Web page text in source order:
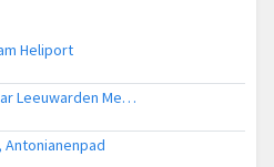
Heliport
Ambulancehelikopter naar Leeuwarden Medical Center Heliport
Antonianenpad